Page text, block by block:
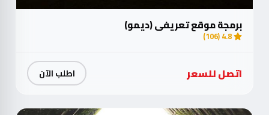
برمجة موقع تعريفي (ديمو)
4.8 (106)
اتصل للسعر اطلب الآن